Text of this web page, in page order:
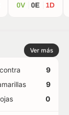
0V 0E 1D
Ver más
9
9
0